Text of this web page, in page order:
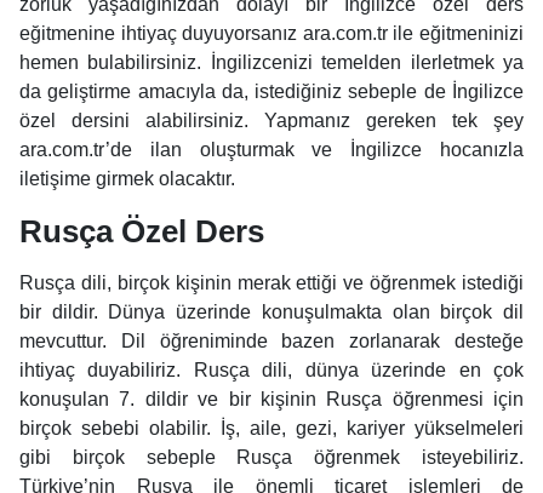
zorluk yaşadığınızdan dolayı bir İngilizce özel ders
eğitmenine ihtiyaç duyuyorsanız ara.com.tr ile eğitmeninizi
hemen bulabilirsiniz. İngilizcenizi temelden ilerletmek ya
da geliştirme amacıyla da, istediğiniz sebeple de İngilizce
özel dersini alabilirsiniz. Yapmanız gereken tek şey
ara.com.tr’de ilan oluşturmak ve İngilizce hocanızla
iletişime girmek olacaktır.
Rusça Özel Ders
Rusça dili, birçok kişinin merak ettiği ve öğrenmek istediği
bir dildir. Dünya üzerinde konuşulmakta olan birçok dil
mevcuttur. Dil öğreniminde bazen zorlanarak desteğe
ihtiyaç duyabiliriz. Rusça dili, dünya üzerinde en çok
konuşulan 7. dildir ve bir kişinin Rusça öğrenmesi için
birçok sebebi olabilir. İş, aile, gezi, kariyer yükselmeleri
gibi birçok sebeple Rusça öğrenmek isteyebiliriz.
Türkiye’nin Rusya ile önemli ticaret işlemleri de